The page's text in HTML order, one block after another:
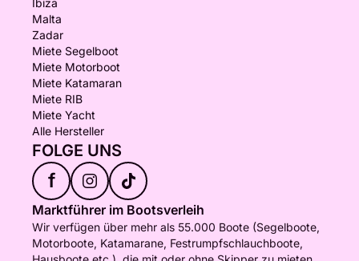
Ibiza
Malta
Zadar
Miete Segelboot
Miete Motorboot
Miete Katamaran
Miete RIB
Miete Yacht
Alle Hersteller
FOLGE UNS
f
Marktführer im Bootsverleih
Wir verfügen über mehr als 55.000 Boote (Segelboote,
Motorboote, Katamarane, Festrumpfschlauchboote,